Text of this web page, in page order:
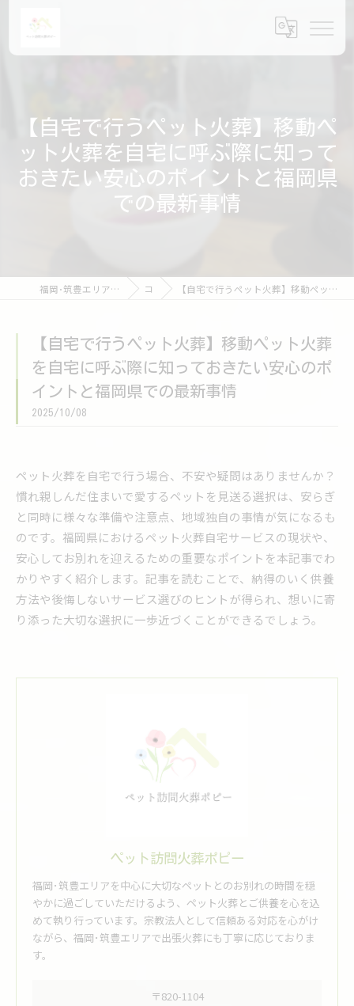
【自宅で行うペット火葬】移動ペ
ット火葬を自宅に呼ぶ際に知って
おきたい安心のポイントと福岡県
での最新事情
福岡･筑豊エリアのペット火葬ならペット訪問火葬ポピー コラム 【自宅で行うペット火葬】移動ペット火葬を自宅に呼ぶ際に知っておきたい安心のポイントと福岡県での最新事情
【自宅で行うペット火葬】移動ペット火葬
を自宅に呼ぶ際に知っておきたい安心のポ
イントと福岡県での最新事情
2025/10/08
ペット火葬を自宅で行う場合、不安や疑問はありませんか？
慣れ親しんだ住まいで愛するペットを見送る選択は、安らぎ
と同時に様々な準備や注意点、地域独自の事情が気になるも
のです。福岡県におけるペット火葬自宅サービスの現状や、
安心してお別れを迎えるための重要なポイントを本記事でわ
かりやすく紹介します。記事を読むことで、納得のいく供養
方法や後悔しないサービス選びのヒントが得られ、想いに寄
り添った大切な選択に一歩近づくことができるでしょう。
ペット訪問火葬ポピー
福岡･筑豊エリアを中心に大切なペットとのお別れの時間を穏
やかに過ごしていただけるよう、ペット火葬とご供養を心を込
めて執り行っています。宗教法人として信頼ある対応を心がけ
ながら、福岡･筑豊エリアで出張火葬にも丁寧に応じておりま
す。
〒820-1104